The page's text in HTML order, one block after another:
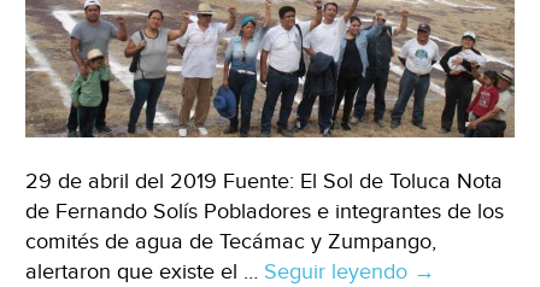
29 de abril del 2019 Fuente: El Sol de Toluca Nota
de Fernando Solís Pobladores e integrantes de los
comités de agua de Tecámac y Zumpango,
alertaron que existe el … Seguir leyendo Estado
→